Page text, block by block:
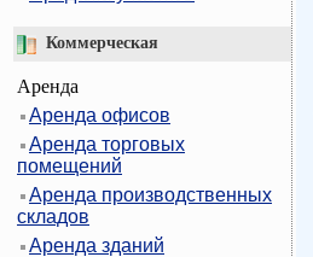
Коммерческая
Аренда
Аренда офисов
Аренда торговых
помещений
Аренда производственных
складов
Аренда зданий